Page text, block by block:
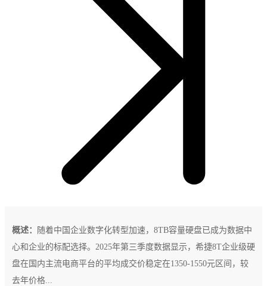
概述：
随着中国企业数字化转型加速，8TB容量硬盘已成为数据中
心和企业的标配选择。2025年第三季度数据显示，希捷8T企业级硬
盘在国内主流电商平台的平均成交价稳定在1350-1550元区间，较
去年价格...